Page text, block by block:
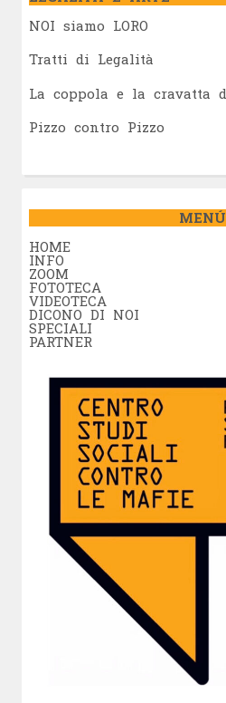
NOI siamo LORO
Tratti di Legalità
La coppola e la cravatta
Pizzo contro Pizzo
MENÚ
HOME
INFO
ZOOM
FOTOTECA
VIDEOTECA
DICONO DI NOI
SPECIALI
PARTNER